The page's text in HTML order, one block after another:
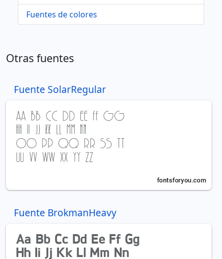
Fuentes de colores
Otras fuentes
Fuente SolarRegular
Fuente BrokmanHeavy